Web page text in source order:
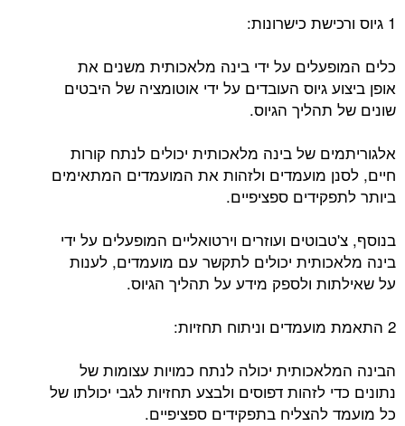
1 גיוס ורכישת כישרונות:
כלים המופעלים על ידי בינה מלאכותית משנים את
אופן ביצוע גיוס העובדים על ידי אוטומציה של היבטים
שונים של תהליך הגיוס.
אלגוריתמים של בינה מלאכותית יכולים לנתח קורות
חיים, לסנן מועמדים ולזהות את המועמדים המתאימים
ביותר לתפקידים ספציפיים.
בנוסף, צ'טבוטים ועוזרים וירטואליים המופעלים על ידי
בינה מלאכותית יכולים לתקשר עם מועמדים, לענות
על שאילתות ולספק מידע על תהליך הגיוס.
2 התאמת מועמדים וניתוח תחזיות:
הבינה המלאכותית יכולה לנתח כמויות עצומות של
נתונים כדי לזהות דפוסים ולבצע תחזיות לגבי יכולתו של
כל מועמד להצליח בתפקידים ספציפיים.